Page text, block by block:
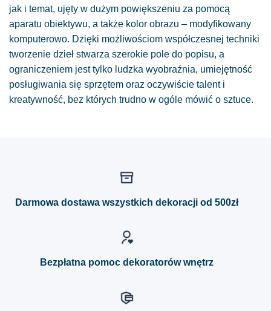
jak i temat, ujęty w dużym powiększeniu za pomocą
aparatu obiektywu, a także kolor obrazu – modyfikowany
komputerowo. Dzięki możliwościom współczesnej techniki
tworzenie dzieł stwarza szerokie pole do popisu, a
ograniczeniem jest tylko ludzka wyobraźnia, umiejętność
posługiwania się sprzętem oraz oczywiście talent i
kreatywność, bez których trudno w ogóle mówić o sztuce.
Darmowa dostawa wszystkich dekoracji od 500zł
Bezpłatna pomoc dekoratorów wnętrz